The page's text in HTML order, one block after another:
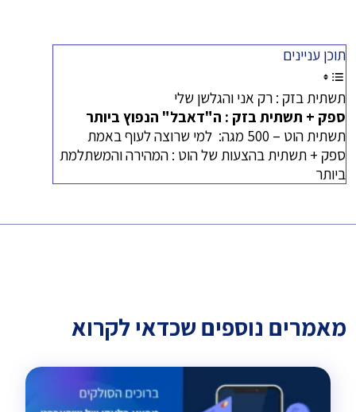
תוכן עניינים
תשתית בזק : רק אני והגלשן שלי
ספק + תשתית בזק : ה"דאבל" הנפוץ ביותר
תשתית הוט – 500 מגה: למי שרוצה לעוף באמת
ספק + תשתית בהצעות של הוט : המהירה והמשתלמת
ביותר
מאמרים נוספים שכדאי לקרוא